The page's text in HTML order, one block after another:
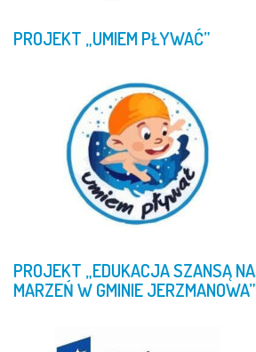
PROJEKT „UMIEMPŁYWAĆ”
PROJEKT „EDUKACJASZANSĄNA
MARZEŃWGMINIEJERZMANOWA”